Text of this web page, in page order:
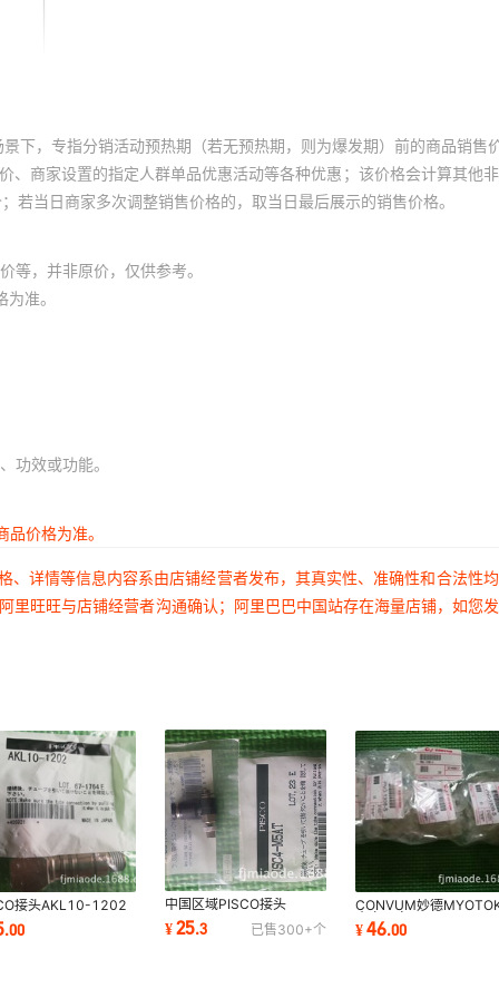
下，专指分销活动预热期（若无预热期，则为爆发期）前的商品销售
商家设置的指定人群单品优惠活动等各种优惠；该价格会计算其他
当日商家多次调整销售价格的，取当日最后展示的销售价格。
等，并非原价，仅供参考。
准。
功效或功能。
价格为准。
详情等信息内容系由店铺经营者发布，其真实性、准确性和合法性
旺旺与店铺经营者沟通确认；阿里巴巴中国站存在海量店铺，如您
接头AKL10-1202
品
.00
中国区域PISCO接头
JSC6-M5A JSC6-M5B
JSC6-01A全新原装正品
¥25.3 已售300+个
CONVUM妙德
真空吸盘PNG-130B-S
新原装正品销售
¥46.00